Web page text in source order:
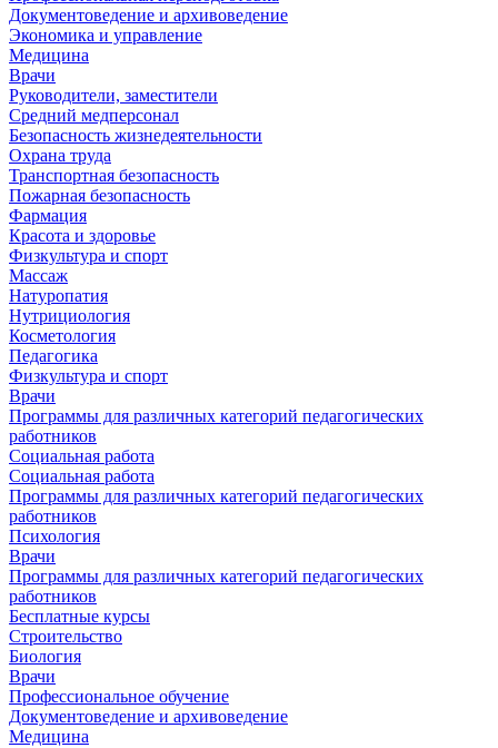
Документоведение и архивоведение
Экономика и управление
Медицина
Врачи
Руководители, заместители
Средний медперсонал
Безопасность жизнедеятельности
Охрана труда
Транспортная безопасность
Пожарная безопасность
Фармация
Красота и здоровье
Физкультура и спорт
Массаж
Натуропатия
Нутрициология
Косметология
Педагогика
Физкультура и спорт
Врачи
Программы для различных категорий педагогических
работников
Социальная работа
Социальная работа
Программы для различных категорий педагогических
работников
Психология
Врачи
Программы для различных категорий педагогических
работников
Бесплатные курсы
Строительство
Биология
Врачи
Профессиональное обучение
Документоведение и архивоведение
Медицина